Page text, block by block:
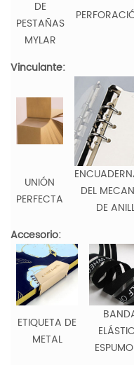
DE
PESTAÑAS
MYLAR
Vinculante:
UNIÓN
PERFECTA
DEL
DE
Accesorio:
ETIQUETA DE
METAL